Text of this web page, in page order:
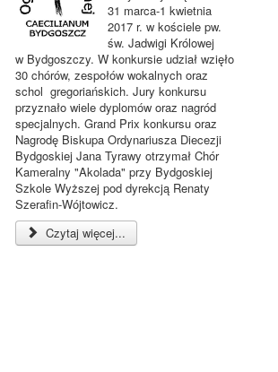
31 marca-1 kwietnia
2017 r. w kościele pw.
św. Jadwigi Królowej
w Bydgoszczy. W konkursie udział wzięło
30 chórów, zespołów wokalnych oraz
schol gregoriańskich. Jury konkursu
przyznało wiele dyplomów oraz nagród
specjalnych. Grand Prix konkursu oraz
Nagrodę Biskupa Ordynariusza Diecezji
Bydgoskiej Jana Tyrawy otrzymał Chór
Kameralny "Akolada" przy Bydgoskiej
Szkole Wyższej pod dyrekcją Renaty
Szerafin-Wójtowicz.
Czytaj więcej...